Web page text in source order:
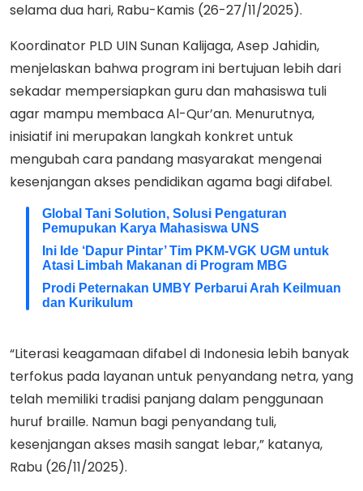
selama dua hari, Rabu-Kamis (26-27/11/2025).
Koordinator PLD UIN Sunan Kalijaga, Asep Jahidin,
menjelaskan bahwa program ini bertujuan lebih dari
sekadar mempersiapkan guru dan mahasiswa tuli
agar mampu membaca Al-Qur’an. Menurutnya,
inisiatif ini merupakan langkah konkret untuk
mengubah cara pandang masyarakat mengenai
kesenjangan akses pendidikan agama bagi difabel.
Global Tani Solution, Solusi Pengaturan
Pemupukan Karya Mahasiswa UNS
Ini Ide ‘Dapur Pintar’ Tim PKM-VGK UGM untuk
Atasi Limbah Makanan di Program MBG
Prodi Peternakan UMBY Perbarui Arah Keilmuan
dan Kurikulum
“Literasi keagamaan difabel di Indonesia lebih banyak
terfokus pada layanan untuk penyandang netra, yang
telah memiliki tradisi panjang dalam penggunaan
huruf braille. Namun bagi penyandang tuli,
kesenjangan akses masih sangat lebar,” katanya,
Rabu (26/11/2025).